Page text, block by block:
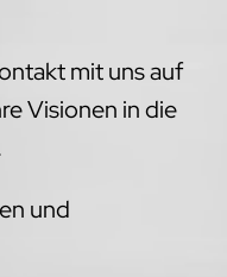
mit uns auf
Visionen in die
und